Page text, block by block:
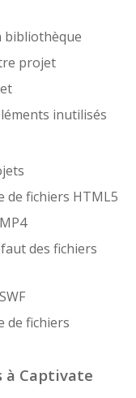
bibliothèque
projet
inutilisés
de fichiers HTML5
des fichiers
de fichiers
à Captivate